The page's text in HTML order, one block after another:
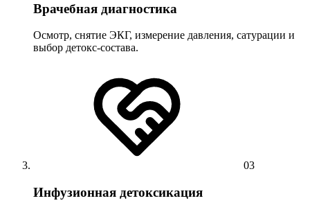
Врачебная диагностика
Осмотр, снятие ЭКГ, измерение давления, сатурации и
выбор детокс-состава.
03
Инфузионная детоксикация